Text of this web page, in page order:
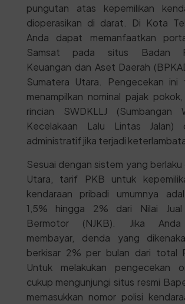
pungutan atas kepemilikan
dioperasikan di darat. Di Kota
Anda dapat memanfaatkan
Samsat pada situs Badan
Keuangan dan Aset Daerah
Sumatera Utara. Pengecekan ini
menampilkan nominal pajak
rincian SWDKLLJ (Sumbangan
Kecelakaan Lalu Lintas Jalan)
administratif jika terjadi
Sesuai dengan sistem yang berlaku
Utara, tarif PKB untuk
kendaraan pribadi umumnya
1,5% hingga 2% dari Nilai Jual
Bermotor (NJKB). Jika
membayar, denda yang
berkisar 2% per bulan dari total
Untuk melakukan pengecekan
cukup mengunjungi situs resmi
memasukkan nomor polisi